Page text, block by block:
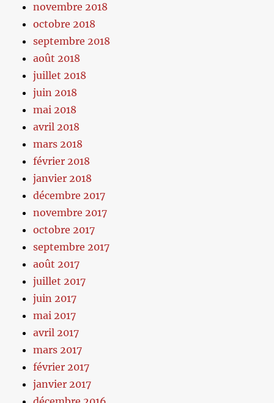
novembre 2018
octobre 2018
septembre 2018
août 2018
juillet 2018
juin 2018
mai 2018
avril 2018
mars 2018
février 2018
janvier 2018
décembre 2017
novembre 2017
octobre 2017
septembre 2017
août 2017
juillet 2017
juin 2017
mai 2017
avril 2017
mars 2017
février 2017
janvier 2017